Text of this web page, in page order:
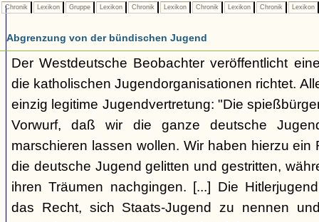
Chronik Lexikon Gruppe Lexikon Chronik Lexikon Chronik Lexikon Chronik Lexikon
Abgrenzung von der bündischen Jugend
Der Westdeutsche Beobachter veröffentlicht
die katholischen Jugendorganisationen richtet.
einzig legitime Jugendvertretung: "Die
Vorwurf, daß wir die ganze deutsche
marschieren lassen wollen. Wir haben hierzu ein
die deutsche Jugend gelitten und gestritten,
ihren Träumen nachgingen. [...] Die
das Recht, sich Staats-Jugend zu nennen